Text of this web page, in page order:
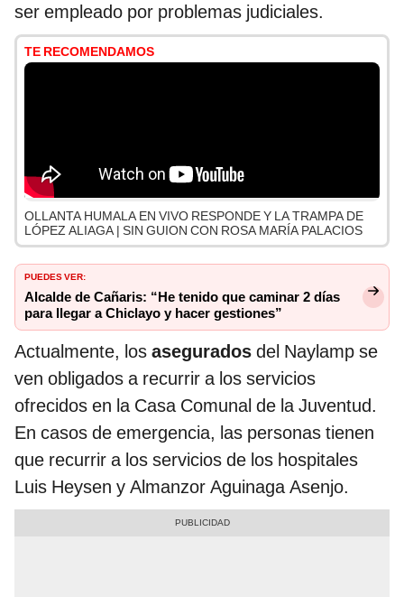
ser empleado por problemas judiciales.
TE RECOMENDAMOS
OLLANTA HUMALA EN VIVO RESPONDE Y LA TRAMPA DE
LÓPEZ ALIAGA | SIN GUION CON ROSA MARÍA PALACIOS
PUEDES VER:
Alcalde de Cañaris: “He tenido que caminar 2 días
para llegar a Chiclayo y hacer gestiones”
Actualmente, los asegurados del Naylamp se
ven obligados a recurrir a los servicios
ofrecidos en la Casa Comunal de la Juventud.
En casos de emergencia, las personas tienen
que recurrir a los servicios de los hospitales
Luis Heysen y Almanzor Aguinaga Asenjo.